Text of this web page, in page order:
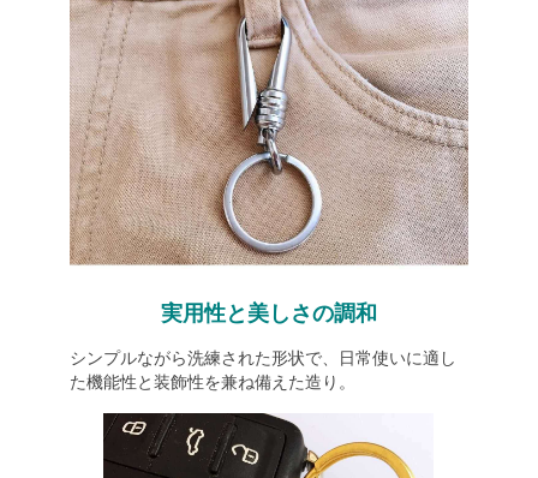
実用性と美しさの調和
シンプルながら洗練された形状で、日常使いに適し
た機能性と装飾性を兼ね備えた造り。